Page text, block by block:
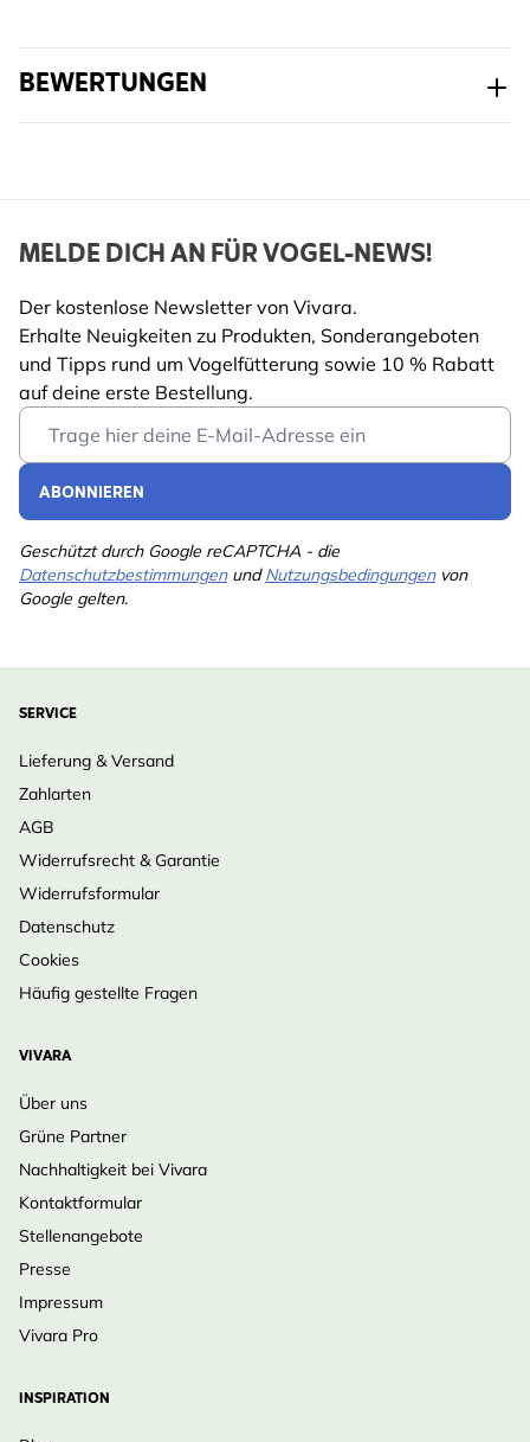
BEWERTUNGEN
MELDE DICH AN FÜR VOGEL-NEWS!
Der kostenlose Newsletter von Vivara.
Erhalte Neuigkeiten zu Produkten, Sonderangeboten
und Tipps rund um Vogelfütterung sowie 10 % Rabatt
auf deine erste Bestellung.
Email Address
ABONNIEREN
Geschützt durch Google reCAPTCHA - die
DatenschutzbestimmungenundNutzungsbedingungenvon
Google gelten.
SERVICE
Lieferung & Versand
Zahlarten
AGB
Widerrufsrecht & Garantie
Widerrufsformular
Datenschutz
Cookies
Häufig gestellte Fragen
VIVARA
Über uns
Grüne Partner
Nachhaltigkeit bei Vivara
Kontaktformular
Stellenangebote
Presse
Impressum
Vivara Pro
INSPIRATION